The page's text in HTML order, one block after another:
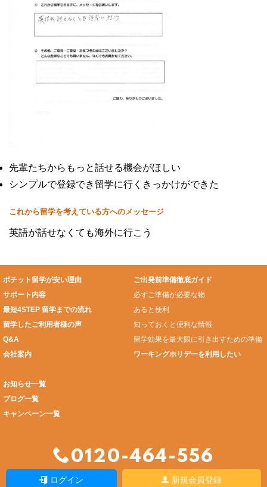
先輩たちからもっと話せる機会がほしい
シンプルで登録でき留学に行くきっかけができた
これから留学を考えている方へのメッセージ
英語が話せなくても海外に行こう
ポチット留学が安い理由
サポート内容
最短4STEP 留学までの流れ
留学したご利用者様の声
Q&A
会社案内
ご出発前準備徹底ガイド
必ずご準備が必要な物
あると便利
知っておくと便利な情報
留学効果を最大限に引き出すための準備
ワーキングホリデーを利用したい
お知らせ一覧
ブログ一覧
キャンペーン一覧
0120-464-556
ログイン 新規会員登録